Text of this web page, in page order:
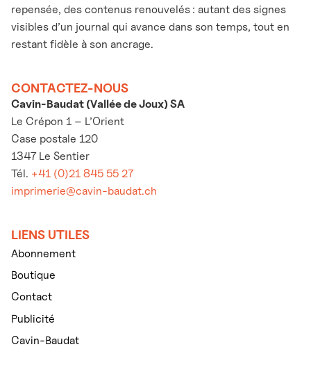
repensée, des contenus renouvelés : autant des signes
visibles d’un journal qui avance dans son temps, tout en
restant fidèle à son ancrage.
CONTACTEZ-NOUS
Cavin-Baudat (Vallée de Joux) SA
Le Crépon 1 – L’Orient
Case postale 120
1347 Le Sentier
Tél. +41 (0)21 845 55 27
imprimerie@cavin-baudat.ch
LIENS UTILES
Abonnement
Boutique
Contact
Publicité
Cavin-Baudat